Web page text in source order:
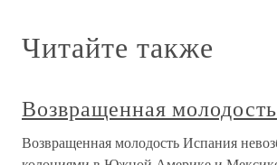
Читайте также
Возвращенная молодость
Возвращенная молодость Испания